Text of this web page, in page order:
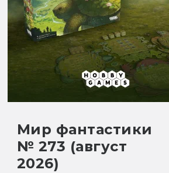
Мир фантастики
№ 273 (август
2026)